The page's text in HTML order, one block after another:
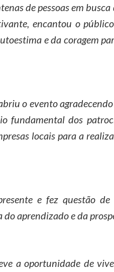
de pessoas em busca
encantou o
e da coragem
o evento
fundamental dos
locais para a
e fez questão
aprendizado e da
a oportunidade de